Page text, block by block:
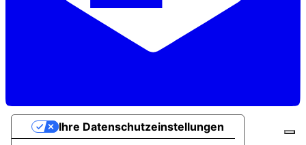
Ihre Datenschutzeinstellungen